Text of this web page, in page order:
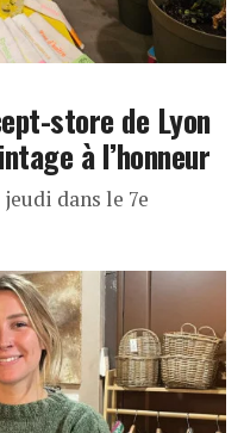
store de Lyon
à l’honneur
dans le 7e